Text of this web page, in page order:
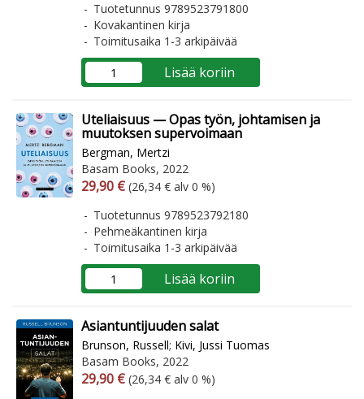
Tuotetunnus 9789523791800
Kovakantinen kirja
Toimitusaika 1-3 arkipäivää
Lisää koriin
Uteliaisuus — Opas työn, johtamisen ja
muutoksen supervoimaan
Bergman, Mertzi
Basam Books, 2022
Arvonlisäverollinen hinta
29,90 € Arvonlisäveroton hinta
(26,34 € alv 0 %)
Tuotetunnus 9789523792180
Pehmeäkantinen kirja
Toimitusaika 1-3 arkipäivää
Lisää koriin
Asiantuntijuuden salat
Brunson, Russell; Kivi, Jussi Tuomas
Basam Books, 2022
Arvonlisäverollinen hinta
29,90 € Arvonlisäveroton hinta
(26,34 € alv 0 %)